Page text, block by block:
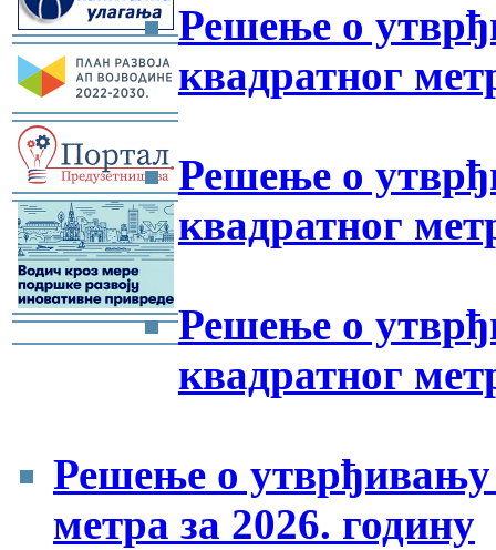
-
-
-
-
Решење о
квадратног
Решење о
квадратног
Решење о
квадратног
Решење о утврђивању
метра за 2026. годину